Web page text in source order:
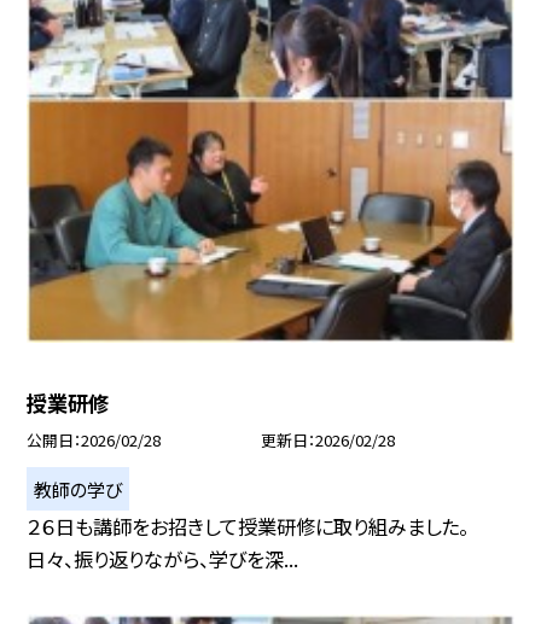
授業研修
公開日 2026/02/28 更新日 2026/02/28
教師の学び
２６日も講師をお招きして授業研修に取り組みました。
日々、振り返りながら、学びを深...